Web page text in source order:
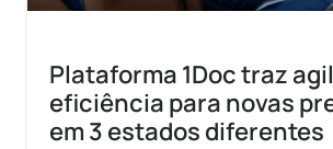
Plataforma 1Doc traz
eficiência para novas
em 3 estados diferentes